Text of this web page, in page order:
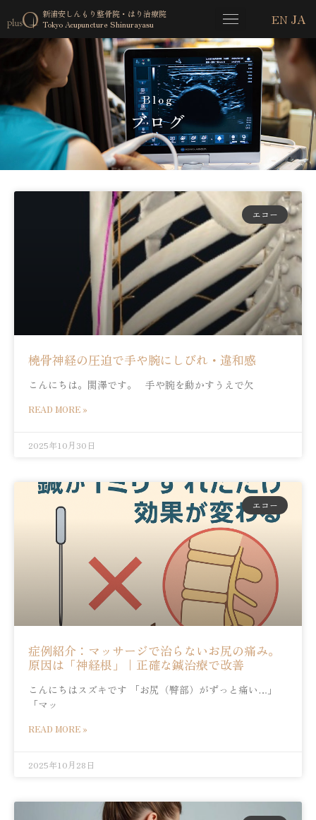
新浦安しんもり整骨院・はり治療院
Tokyo Acupuncture Shinurayasu
Blog
ブログ
エコー
橈骨神経の圧迫で手や腕にしびれ・違和感
こんにちは。関澤です。 手や腕を動かすうえで欠
READ MORE »
2025年10月30日
エコー
症例紹介：マッサージで治らないお尻の痛み。
原因は「神経根」｜正確な鍼治療で改善
こんにちはスズキです 「お尻（臀部）がずっと痛い…」
「マッ
READ MORE »
2025年10月28日
EN JA